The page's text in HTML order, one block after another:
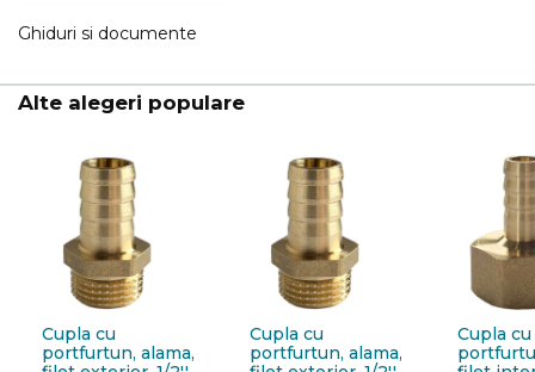
Ghiduri si documente
Alte alegeri populare
Cupla cu
portfurtun, alama,
Cupla cu
portfurtun, alama,
Cupla cu